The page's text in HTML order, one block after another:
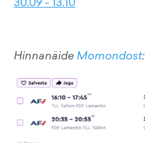
HinnanäideMomondost: